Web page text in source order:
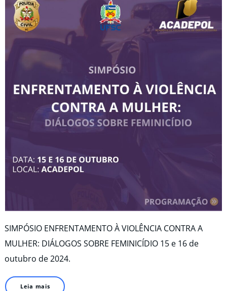
SIMPÓSIO ENFRENTAMENTO À VIOLÊNCIA CONTRA A
MULHER: DIÁLOGOS SOBRE FEMINICÍDIO 15 e 16 de
outubro de 2024.
Leia mais